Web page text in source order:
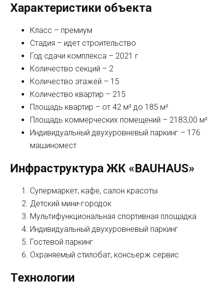
Характеристики объекта
Класс – премиум
Стадия – идет строительство
Год сдачи комплекса – 2021 г
Количество секций – 2
Количество этажей – 15
Количество квартир – 215
Площадь квартир – от 42 м² до 185 м²
Площадь коммерческих помещений – 2183,00 м²
Индивидуальный двухуровневый паркинг – 176
машиномест
Инфраструктура ЖК «BAUHAUS»
Супермаркет, кафе, салон красоты
Детский мини-городок
Мультифункциональная спортивная площадка
Индивидуальный двухуровневый паркинг
Гостевой паркинг
Охраняемый стилобат, консьерж сервис
Технологии